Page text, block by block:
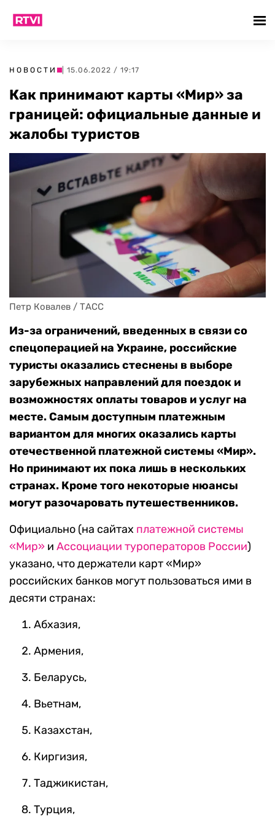
НОВОСТИ | 15.06.2022 / 19:17
Как принимают карты «Мир» за
границей: официальные данные и
жалобы туристов
Петр Ковалев / ТАСС
Из-за ограничений, введенных в связи со
спецоперацией на Украине, российские
туристы оказались стеснены в выборе
зарубежных направлений для поездок и
возможностях оплаты товаров и услуг на
месте. Самым доступным платежным
вариантом для многих оказались карты
отечественной платежной системы «Мир».
Но принимают их пока лишь в нескольких
странах. Кроме того некоторые нюансы
могут разочаровать путешественников.
Официально (на сайтах платежной системы
«Мир» и Ассоциации туроператоров России)
указано, что держатели карт «Мир»
российских банков могут пользоваться ими в
десяти странах:
Абхазия,
Армения,
Беларусь,
Вьетнам,
Казахстан,
Киргизия,
Таджикистан,
Турция,